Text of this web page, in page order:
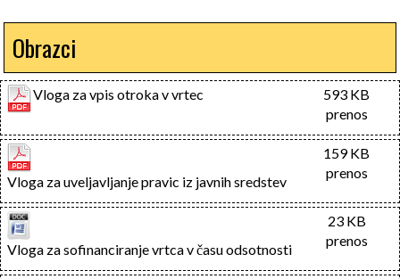
Obrazci
Vloga za vpis otroka v vrtec
593 KB
prenos
Vloga za uveljavljanje pravic iz javnih sredstev
159 KB
prenos
Vloga za sofinanciranje vrtca v času odsotnosti
23 KB
prenos